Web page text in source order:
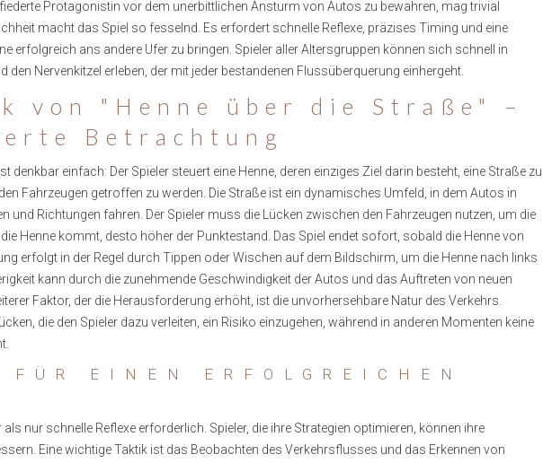
Protagonistin vor dem unerbittlichen Ansturm von Autos zu bewahren, mag trivial
macht das Spiel so fesselnd. Es erfordert schnelle Reflexe, präzises Timing und eine
erfolgreich ans andere Ufer zu bringen. Spieler aller Altersgruppen können sich schnell in
den Nervenkitzel erleben, der mit jeder bestandenen Flussüberquerung einhergeht.
von "Henne über die Straße" –
Betrachtung
denkbar einfach: Der Spieler steuert eine Henne, deren einziges Ziel darin besteht, eine Straße zu
Fahrzeugen getroffen zu werden. Die Straße ist ein dynamisches Umfeld, in dem Autos in
und Richtungen fahren. Der Spieler muss die Lücken zwischen den Fahrzeugen nutzen, um die
Henne kommt, desto höher der Punktestand. Das Spiel endet sofort, sobald die Henne von
erfolgt in der Regel durch Tippen oder Wischen auf dem Bildschirm, um die Henne nach links
kann durch die zunehmende Geschwindigkeit der Autos und das Auftreten von neuen
Faktor, der die Herausforderung erhöht, ist die unvorhersehbare Natur des Verkehrs.
die den Spieler dazu verleiten, ein Risiko einzugehen, während in anderen Momenten keine
FÜR EINEN ERFOLGREICHEN
nur schnelle Reflexe erforderlich. Spieler, die ihre Strategien optimieren, können ihre
Eine wichtige Taktik ist das Beobachten des Verkehrsflusses und das Erkennen von